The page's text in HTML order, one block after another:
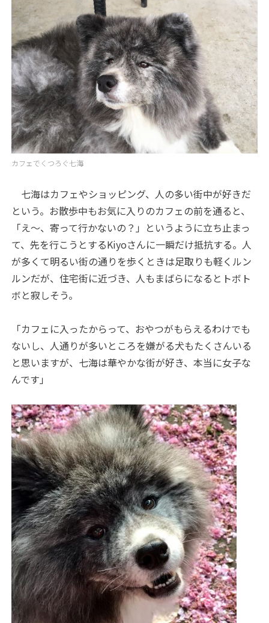
カフェでくつろぐ七海
七海はカフェやショッピング、人の多い街中が好きだ
という。お散歩中もお気に入りのカフェの前を通ると、
「え〜、寄って行かないの？」というように立ち止まっ
て、先を行こうとするKiyoさんに一瞬だけ抵抗する。人
が多くて明るい街の通りを歩くときは足取りも軽くルン
ルンだが、住宅街に近づき、人もまばらになるとトボト
ボと寂しそう。
「カフェに入ったからって、おやつがもらえるわけでも
ないし、人通りが多いところを嫌がる犬もたくさんいる
と思いますが、七海は華やかな街が好き、本当に女子な
んです」